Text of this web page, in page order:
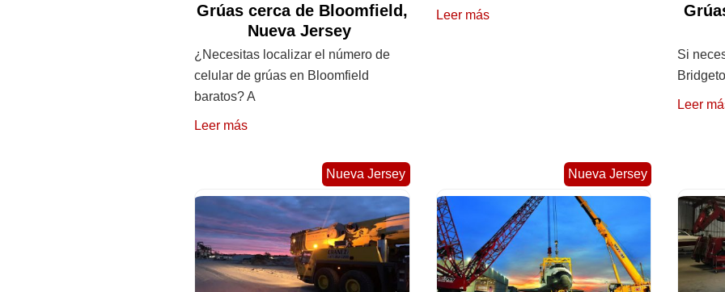
Grúas cerca de Bloomfield,
Nueva Jersey
¿Necesitas localizar el número de
celular de grúas en Bloomfield
baratos? A
Leer más
Leer más
Si
Leer
Nueva Jersey Nueva Jersey